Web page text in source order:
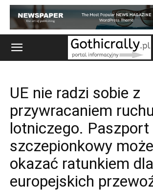
UE nie radzi sobie z
przywracaniem ruchu
lotniczego. Paszport
szczepionkowy
okazać ratunkiem dla
europejskich